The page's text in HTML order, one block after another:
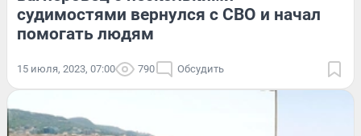
судимостями вернулся с СВО и начал
помогать людям
15 июля, 2023, 07:00 790 Обсудить